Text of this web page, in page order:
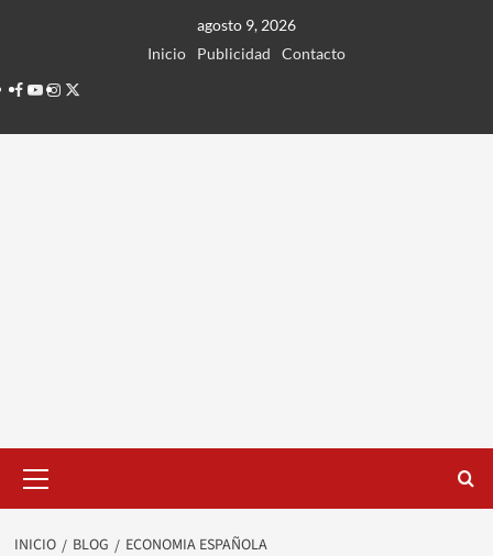
agosto 9, 2026
Inicio
Publicidad
Contacto
Facebook
Youtube
Instagram
Twitter
principal
INICIO BLOG ECONOMIA ESPAÑOLA